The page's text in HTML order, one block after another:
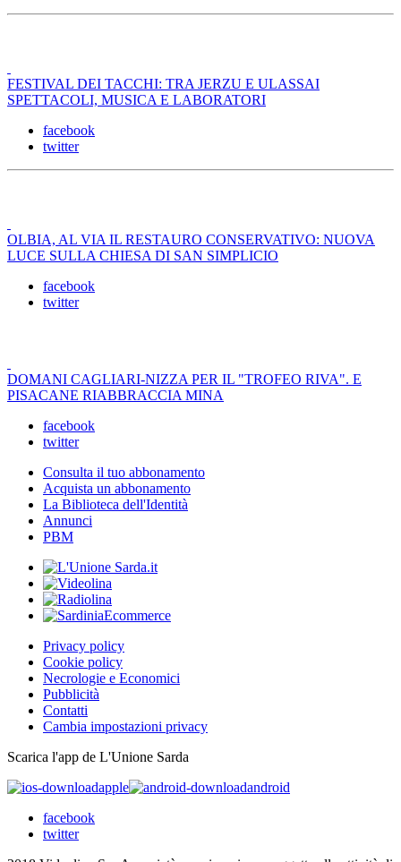
FESTIVAL DEI TACCHI: TRA JERZU E ULASSAI
SPETTACOLI, MUSICA E LABORATORI
facebook
twitter
OLBIA, AL VIA IL RESTAURO CONSERVATIVO: NUOVA
LUCE SULLA CHIESA DI SAN SIMPLICIO
facebook
twitter
DOMANI CAGLIARI-NIZZA PER IL "TROFEO RIVA". E
PISACANE RIABBRACCIA MINA
facebook
twitter
Consulta il tuo abbonamento
Acquista un abbonamento
La Biblioteca dell'Identità
Annunci
PBM
Privacy policy
Cookie policy
Necrologie e Economici
Pubblicità
Contatti
Cambia impostazioni privacy
Scarica l'app de L'Unione Sarda
apple
android
facebook
twitter